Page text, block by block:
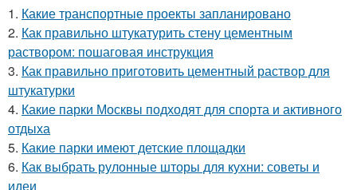
1. Какие транспортные проекты запланировано
2. Как правильно штукатурить стену цементным
раствором: пошаговая инструкция
3. Как правильно приготовить цементный раствор для
штукатурки
4. Какие парки Москвы подходят для спорта и активного
отдыха
5. Какие парки имеют детские площадки
6. Как выбрать рулонные шторы для кухни: советы и
идеи